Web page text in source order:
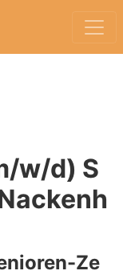
w/d) S
Ze